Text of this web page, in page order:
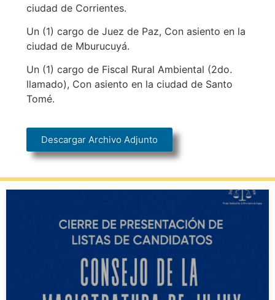
ciudad de Corrientes.
Un (1) cargo de Juez de Paz, Con asiento en la
ciudad de Mburucuyá.
Un (1) cargo de Fiscal Rural Ambiental (2do.
llamado), Con asiento en la ciudad de Santo
Tomé.
Descargar Archivo Adjunto